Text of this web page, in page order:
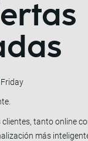
tanto online
más